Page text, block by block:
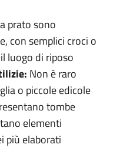
prato sono
con semplici croci o
luogo di riposo
Non è raro
o piccole edicole
tombe
elementi
più elaborati